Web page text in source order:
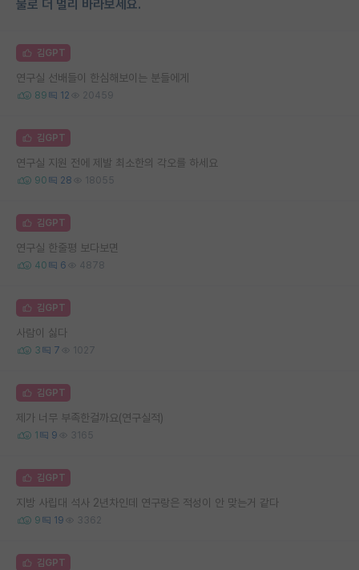
물로 더 멀리 바라보세요.
김GPT
연구실 선배들이 한심해보이는 분들에게
89 12 20459
김GPT
연구실 지원 전에 제발 최소한의 각오를 하세요
90 28 18055
김GPT
연구실 한줄평 보다보면
40 6 4878
김GPT
사람이 싫다
3 7 1027
김GPT
제가 너무 부족한걸까요(연구실적)
1 9 3165
김GPT
지방 사립대 석사 2년차인데 연구랑은 적성이 안 맞는거 같다
9 19 3362
김GPT